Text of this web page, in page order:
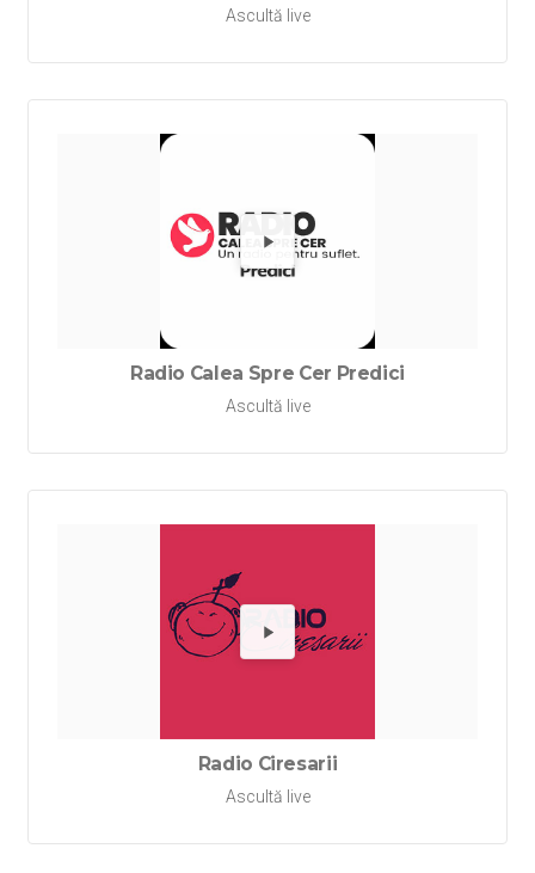
Ascultă live
Redă
Radio Calea Spre Cer Predici
Ascultă live
Redă
Radio Ciresarii
Ascultă live